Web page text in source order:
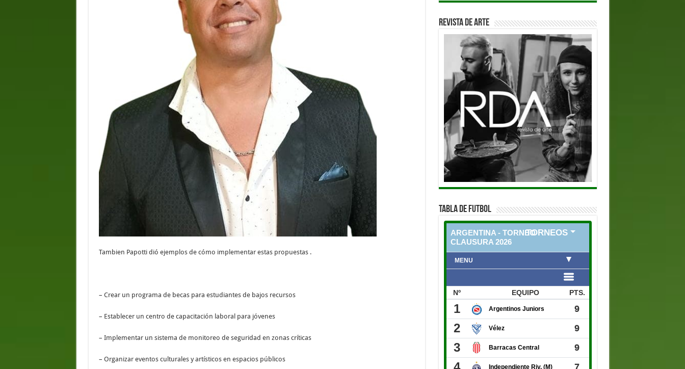
Tambien Papotti dió ejemplos de cómo implementar estas propuestas .
– Crear un programa de becas para estudiantes de bajos recursos
– Establecer un centro de capacitación laboral para jóvenes
– Implementar un sistema de monitoreo de seguridad en zonas críticas
– Organizar eventos culturales y artísticos en espacios públicos
REVISTA DE ARTE
TABLA DE FUTBOL